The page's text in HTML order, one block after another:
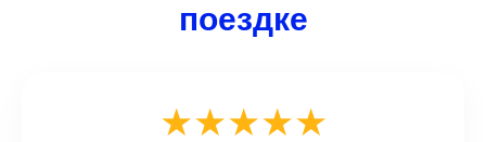
поездке
★★★★★